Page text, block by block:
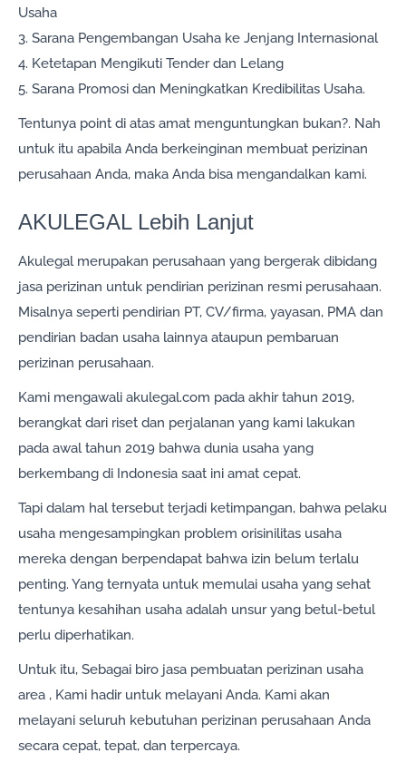
Usaha
3. Sarana Pengembangan Usaha ke Jenjang Internasional
4. Ketetapan Mengikuti Tender dan Lelang
5. Sarana Promosi dan Meningkatkan Kredibilitas Usaha.
Tentunya point di atas amat menguntungkan bukan?. Nah
untuk itu apabila Anda berkeinginan membuat perizinan
perusahaan Anda, maka Anda bisa mengandalkan kami.
AKULEGAL Lebih Lanjut
Akulegal merupakan perusahaan yang bergerak dibidang
jasa perizinan untuk pendirian perizinan resmi perusahaan.
Misalnya seperti pendirian PT, CV/firma, yayasan, PMA dan
pendirian badan usaha lainnya ataupun pembaruan
perizinan perusahaan.
Kami mengawali akulegal.com pada akhir tahun 2019,
berangkat dari riset dan perjalanan yang kami lakukan
pada awal tahun 2019 bahwa dunia usaha yang
berkembang di Indonesia saat ini amat cepat.
Tapi dalam hal tersebut terjadi ketimpangan, bahwa pelaku
usaha mengesampingkan problem orisinilitas usaha
mereka dengan berpendapat bahwa izin belum terlalu
penting. Yang ternyata untuk memulai usaha yang sehat
tentunya kesahihan usaha adalah unsur yang betul-betul
perlu diperhatikan.
Untuk itu, Sebagai biro jasa pembuatan perizinan usaha
area , Kami hadir untuk melayani Anda. Kami akan
melayani seluruh kebutuhan perizinan perusahaan Anda
secara cepat, tepat, dan terpercaya.